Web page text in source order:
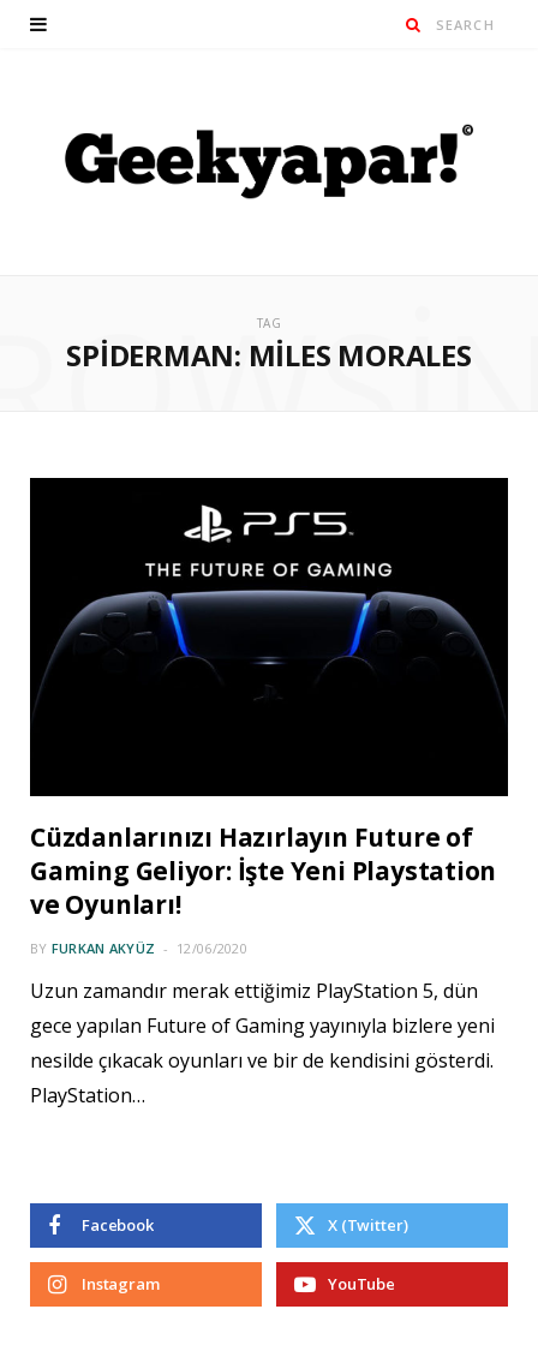
TAG
SPIDERMAN: MILES MORALES
Cüzdanlarınızı Hazırlayın Future of
Gaming Geliyor: İşte Yeni Playstation
ve Oyunları!
BY FURKAN AKYÜZ 12/06/2020
Uzun zamandır merak ettiğimiz PlayStation 5, dün
gece yapılan Future of Gaming yayınıyla bizlere yeni
nesilde çıkacak oyunları ve bir de kendisini gösterdi.
PlayStation…
Facebook X (Twitter)
Instagram YouTube